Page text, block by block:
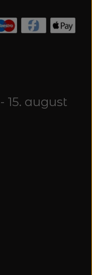
15. august